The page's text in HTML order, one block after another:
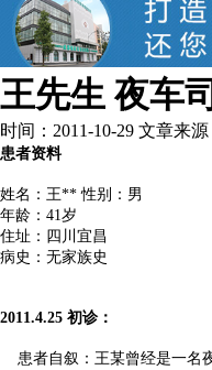
王先生 夜车
时间：2011-10-29 文章来
患者资料
姓名：王** 性别：男
年龄：41岁
住址：四川宜昌
病史：无家族史
2011.4.25 初诊：
患者自叙：王某曾经是一名